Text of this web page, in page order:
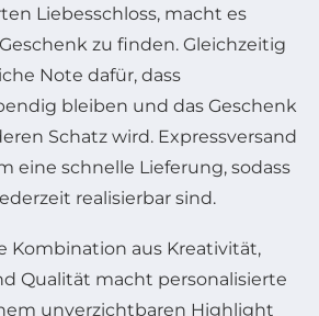
Liebesschloss, macht es
zu finden. Gleichzeitig
Note dafür, dass
bleiben und das Geschenk
Schatz wird. Expressversand
eine schnelle Lieferung, sodass
realisierbar sind.
Kombination aus Kreativität,
Qualität macht personalisierte
unverzichtbaren Highlight